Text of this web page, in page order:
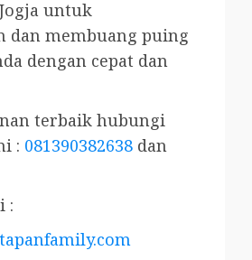
untuk
dan membuang puing
dengan cepat dan
terbaik hubungi
: 081390382638 dan
: